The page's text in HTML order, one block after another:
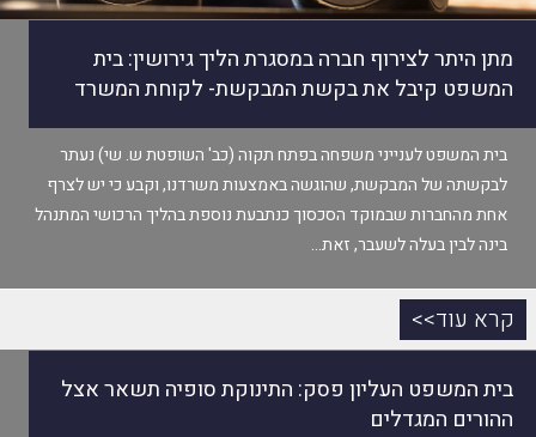
מתן היתר לצירוף חברה במסגרת הליך גירושין: בית
המשפט קיבל את בקשת המבקשת- לקוחת המשרד
בית המשפט לענייני משפחה בפתח תקוה (כב' השופטת ש. שי) נעתר
לבקשתה של המבקשת, שהוגשה באמצעות משרדנו, וקבע כי יש לצרף
אחת מהחברות שבמוקד הסכסוך כנתבעת נוספת בהליך הרכושי המתנהל
בינה לבין בעלה לשעבר, זאת…
קרא עוד>>
בית המשפט העליון פסק: התינוקת סופיה תשאר אצל
ההורים המגדלים